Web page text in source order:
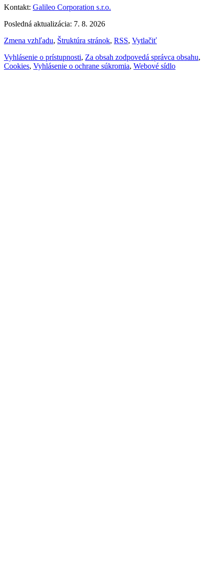
Kontakt: Galileo Corporation s.r.o.
Posledná aktualizácia: 7. 8. 2026
Zmena vzhľadu, Štruktúra stránok, RSS, Vytlačiť
Vyhlásenie o prístupnosti, Za obsah zodpovedá správca obsahu,
Cookies, Vyhlásenie o ochrane súkromia, Webové sídlo